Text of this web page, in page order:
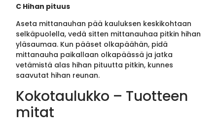
C Hihan pituus
Aseta mittanauhan pää kauluksen keskikohtaan
selkäpuolella, vedä sitten mittanauhaa pitkin hihan
yläsaumaa. Kun pääset olkapäähän, pidä
mittanauha paikallaan olkapäässä ja jatka
vetämistä alas hihan pituutta pitkin, kunnes
saavutat hihan reunan.
Kokotaulukko – Tuotteen
mitat